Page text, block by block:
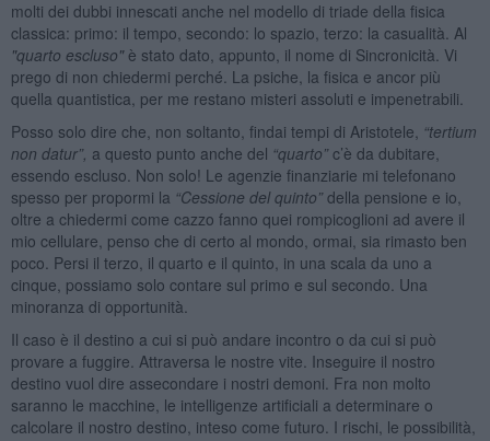
molti dei dubbi innescati anche nel modello di triade della fisica
classica: primo: il tempo, secondo: lo spazio, terzo: la casualità. Al
"quarto escluso"è stato dato, appunto, il nome di Sincronicità. Vi
prego di non chiedermi perché. La psiche, la fisica e ancor più
quella quantistica, per me restano misteri assoluti e impenetrabili.
Posso solo dire che, non soltanto, findai tempi di Aristotele, “tertium
non datur”, a questo punto anche del “quarto”c’è da dubitare,
essendo escluso. Non solo! Le agenzie finanziarie mi telefonano
spesso per propormi la “Cessione del quinto”della pensione e io,
oltre a chiedermi come cazzo fanno quei rompicoglioni ad avere il
mio cellulare, penso che di certo al mondo, ormai, sia rimasto ben
poco. Persi il terzo, il quarto e il quinto, in una scala da uno a
cinque, possiamo solo contare sul primo e sul secondo. Una
minoranza di opportunità.
Il caso è il destino a cui si può andare incontro o da cui si può
provare a fuggire. Attraversa le nostre vite. Inseguire il nostro
destino vuol dire assecondare i nostri demoni. Fra non molto
saranno le macchine, le intelligenze artificiali a determinare o
calcolare il nostro destino, inteso come futuro. I rischi, le possibilità,